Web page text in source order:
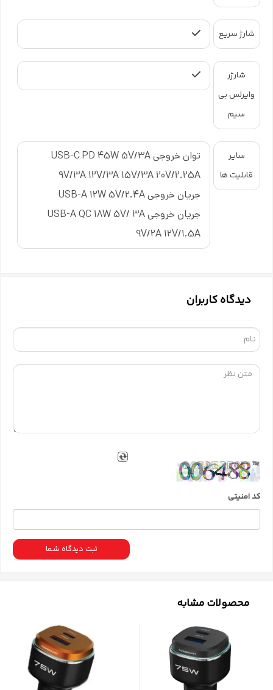
شارژ سریع
شارژر
وایرلس بی
سیم
سایر
قابلیت ها
توان خروجی USB-C PD 45W 5V/3A
9V/3A 12V/3A 15V/3A 20V/2.25A
جریان خروجی USB-A 12W 5V/2.4A
جریان خروجی USB-A QC 18W 5V/ 3A
9V/2A 12V/1.5A
دیدگاه کاربران
کد امنیتی
ثبت دیدگاه شما
محصولات مشابه